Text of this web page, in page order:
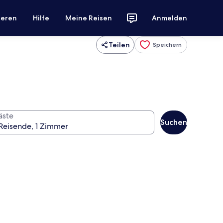
Hilfe Meine Reisen Anmelden
Teilen Speichern
Suchen